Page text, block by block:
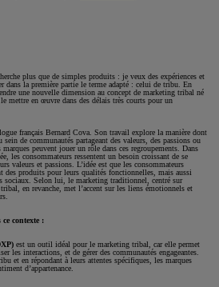
plus que de simples produits : je veux des expériences et
dans la première partie le terme adapté : celui de tribu. En
une nouvelle dimension au concept de marketing tribal né
mettre en œuvre dans des délais très courts pour un
français Bernard Cova. Son travail explore la manière dont
de communautés partageant des valeurs, des passions ou
peuvent jouer un rôle dans ces regroupements. Dans
les consommateurs ressentent un besoin croissant de se
valeurs et passions. L’idée est que les consommateurs
des produits pour leurs qualités fonctionnelles, mais aussi
sociaux. Selon lui, le marketing traditionnel, centré sur
en revanche, met l’accent sur les liens émotionnels et
contexte :
est un outil idéal pour le marketing tribal, car elle permet
les interactions, et de gérer des communautés engageantes.
et en répondant à leurs attentes spécifiques, les marques
d’appartenance.